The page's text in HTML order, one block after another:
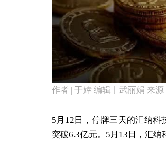
作者 | 于婞 编辑丨武丽娟 来源
5月12日，停牌三天的汇纳科
突破6.3亿元。5月13日，汇纳